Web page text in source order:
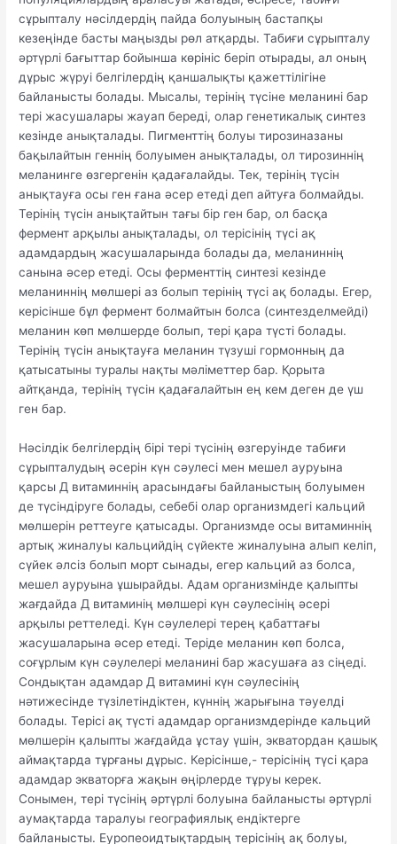
сұрыпталу нәсілдердің пайда болуының бастапқы
кезеңінде басты маңызды рөл атқарды. Табиғи сұрыпталу
әртүрлі бағыттар бойынша көрініс беріп отырады, ал оның
дұрыс жүруі белгілердің қаншалықты қажеттілігіне
байланысты болады. Мысалы, терінің түсіне меланині бар
тері жасушалары жауап береді, олар генетикалық синтез
кезінде анықталады. Пигменттің болуы тирозиназаны
бақылайтын геннің болуымен анықталады, ол тирозиннің
меланинге өзгергенін қадағалайды. Тек, терінің түсін
анықтауға осы ген ғана әсер етеді деп айтуға болмайды.
Терінің түсін анықтайтын тағы бір ген бар, ол басқа
фермент арқылы анықталады, ол терісінің түсі ақ
адамдардың жасушаларында болады да, меланиннің
санына әсер етеді. Осы ферменттің синтезі кезінде
меланиннің мөлшері аз болып терінің түсі ақ болады. Егер,
керісінше бұл фермент болмайтын болса (синтезделмейді)
меланин көп мөлшерде болып, тері қара түсті болады.
Терінің түсін анықтауға меланин түзуші гормонның да
қатысатыны туралы нақты мәліметтер бар. Қорыта
айтқанда, терінің түсін қадағалайтын ең кем деген де үш
ген бар.
Нәсілдік белгілердің бірі тері түсінің өзгеруінде табиғи
сұрыпталудың әсерін күн сәулесі мен мешел ауруына
қарсы Д витаминнің арасындағы байланыстың болуымен
де түсіндіруге болады, себебі олар организмдегі кальций
мөлшерін реттеуге қатысады. Организмде осы витаминнің
артық жиналуы кальцийдің сүйекте жиналуына алып келіп,
сүйек әлсіз болып морт сынады, егер кальций аз болса,
мешел ауруына ұшырайды. Адам организмінде қалыпты
жағдайда Д витаминің мөлшері күн сәулесінің әсері
арқылы реттеледі. Күн сәулелері терең қабаттағы
жасушаларына әсер етеді. Теріде меланин көп болса,
соғұрлым күн сәулелері меланині бар жасушаға аз сіңеді.
Сондықтан адамдар Д витамині күн сәулесінің
нәтижесінде түзілетіндіктен, күннің жарығына тәуелді
болады. Терісі ақ түсті адамдар организмдерінде кальций
мөлшерін қалыпты жағдайда ұстау үшін, экватордан қашық
аймақтарда тұрғаны дұрыс. Керісінше,- терісінің түсі қара
адамдар экваторға жақын өңірлерде тұруы керек.
Сонымен, тері түсінің әртүрлі болуына байланысты әртүрлі
аумақтарда таралуы географиялық ендіктерге
байланысты. Еуропеоидтықтардың терісінің ақ болуы,